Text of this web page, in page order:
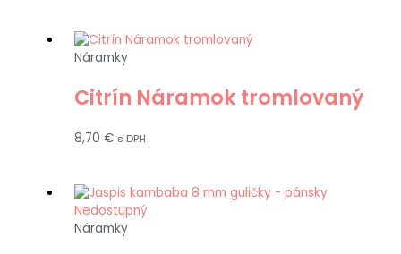
Náramky
Citrín Náramok tromlovaný
8,70 € s DPH
Nedostupný
Náramky